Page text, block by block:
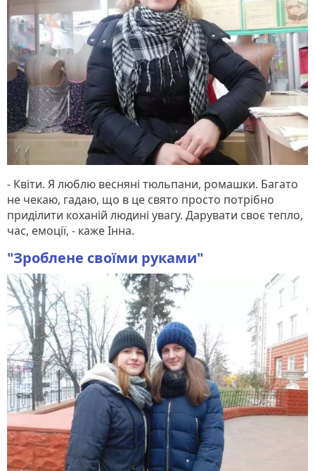
- Квіти. Я люблю весняні тюльпани, ромашки. Багато
не чекаю, гадаю, що в це свято просто потрібно
приділити коханій людині увагу. Дарувати своє тепло,
час, емоції, - каже Інна.
"Зроблене своїми руками"